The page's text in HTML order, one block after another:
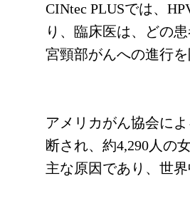
CINtec PLUSでは、
り、臨床医は、どの
宮頸部がんへの進行
アメリカがん協会に
断され、約4,290人の
主な原因であり、世